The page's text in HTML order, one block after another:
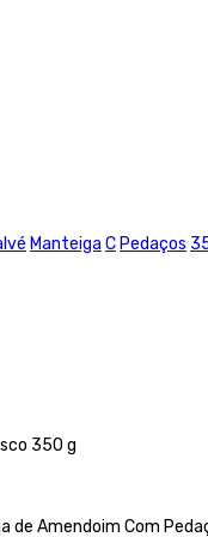
Manteiga C Pedaços
350 g
de Amendoim Com